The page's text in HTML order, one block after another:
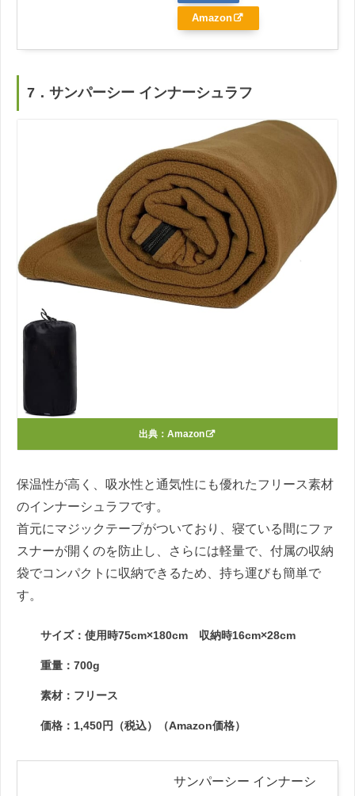
Amazon
7．サンパーシー インナーシュラフ
出典： Amazon
保温性が高く、吸水性と通気性にも優れたフリース素材
のインナーシュラフです。
首元にマジックテープがついており、寝ている間にファ
スナーが開くのを防止し、さらには軽量で、付属の収納
袋でコンパクトに収納できるため、持ち運びも簡単で
す。
サイズ：使用時75cm×180cm 収納時16cm×28cm
重量：700g
素材：フリース
価格：1,450円（税込）（Amazon価格）
サンパーシー インナーシ